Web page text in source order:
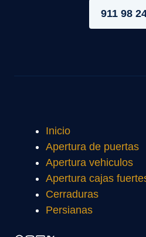
911 98
Inicio
Apertura de puertas
Apertura vehiculos
Apertura cajas
Cerraduras
Persianas